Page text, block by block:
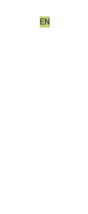
EN